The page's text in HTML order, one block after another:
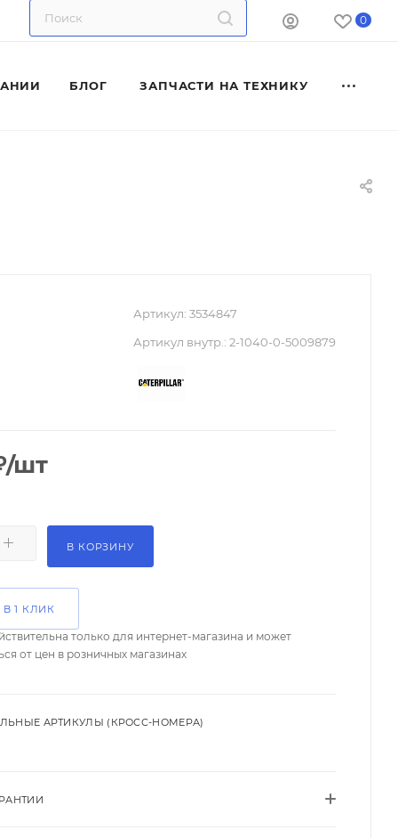
0
БЛОГ ЗАПЧАСТИ НА ТЕХНИКУ
Артикул: 3534847
Артикул внутр.: 2-1040-0-5009879
/шт
В КОРЗИНУ
1 КЛИК
только для интернет-магазина и может
от цен в розничных магазинах
АРТИКУЛЫ (КРОСС-НОМЕРА)